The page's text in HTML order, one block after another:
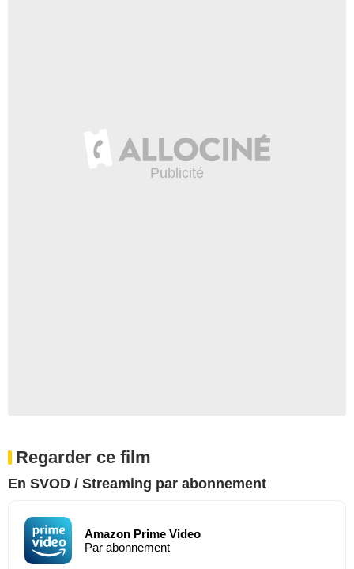
Regarder ce film
En SVOD / Streaming par abonnement
Amazon Prime Video
Par abonnement